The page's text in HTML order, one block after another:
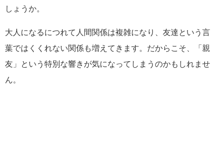
しょうか。
大人になるにつれて人間関係は複雑になり、友達という言
葉ではくくれない関係も増えてきます。だからこそ、「親
友」という特別な響きが気になってしまうのかもしれませ
ん。